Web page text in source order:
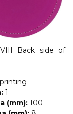
VIII Back side of
1
(mm): 100